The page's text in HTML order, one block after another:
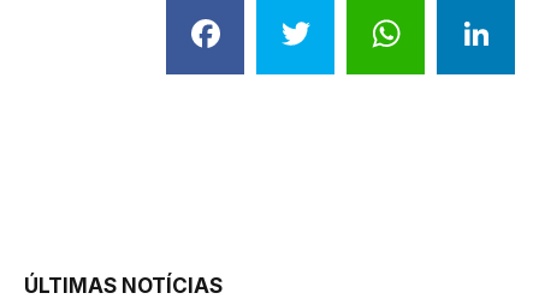
Facebook
Twitter
ÚLTIMAS NOTÍCIAS